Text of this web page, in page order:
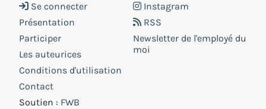
Se connecter
Présentation
Participer
Les auteurices
Conditions d'utilisation
Contact
Soutien : FWB
Instagram
RSS
Newsletter de l'employé du
moi